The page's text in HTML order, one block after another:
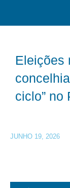
Eleições
ciclo” no
JUNHO 19, 2026